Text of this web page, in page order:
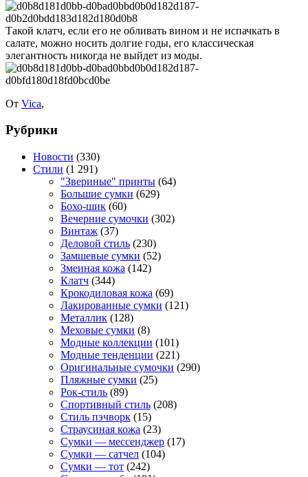
Такой клатч, если его не обливать вином и не испачкать в
салате, можно носить долгие годы, его классическая
элегантность никогда не выйдет из моды.
От Vica,
Рубрики
Новости (330)
Стили (1 291)
"Звериные" принты (64)
Большие сумки (629)
Бохо-шик (60)
Вечерние сумочки (302)
Винтаж (37)
Деловой стиль (230)
Замшевые сумки (52)
Змеиная кожа (142)
Клатч (344)
Крокодиловая кожа (69)
Лакированные сумки (121)
Металлик (128)
Меховые сумки (8)
Модные коллекции (101)
Модные тенденции (221)
Оригинальные сумочки (290)
Пляжные сумки (25)
Рок-стиль (89)
Спортивный стиль (208)
Стиль пэчворк (15)
Страусиная кожа (23)
Сумки — мессенджер (17)
Сумки — сатчел (104)
Сумки — тот (242)